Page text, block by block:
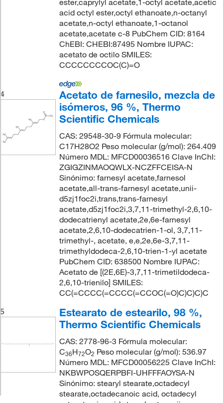
ester,caprylyl acetate,1-octyl acetate,acetic
acid octyl ester,octyl ethanoate,n-octanyl
acetate,n-octyl ethanoate,1-octanol
acetate,acetate c-8 PubChem CID: 8164
ChEBI: CHEBI:87495 Nombre IUPAC:
acetato de octilo SMILES:
CCCCCCCCOC(C)=O
4
Acetato de farnesilo, mezcla de
isómeros, 96 %, Thermo
Scientific Chemicals
CAS: 29548-30-9 Fórmula molecular:
C17H28O2 Peso molecular (g/mol): 264.409
Número MDL: MFCD00036516 Clave InChI:
ZGIGZINMAOQWLX-NCZFFCEISA-N
Sinónimo: farnesyl acetate,farnesol
acetate,all-trans-farnesyl acetate,unii-
d5zj1foc2i,trans,trans-farnesyl
acetate,d5zj1foc2i,3,7,11-trimethyl-2,6,10-
dodecatrienyl acetate,2e,6e-farnesyl
acetate,2,6,10-dodecatrien-1-ol, 3,7,11-
trimethyl-, acetate, e,e,2e,6e-3,7,11-
trimethyldodeca-2,6,10-trien-1-yl acetate
PubChem CID: 638500 Nombre IUPAC:
Acetato de [(2E,6E)-3,7,11-trimetildodeca-
2,6,10-trienilo] SMILES:
CC(=CCCC(=CCCC(=CCOC(=O)C)C)C)C
5
Estearato de estearilo, 98 %,
Thermo Scientific Chemicals
CAS: 2778-96-3 Fórmula molecular:
C36H72O2 Peso molecular (g/mol): 536.97
Número MDL: MFCD00056225 Clave InChI:
NKBWPOSQERPBFI-UHFFFAOYSA-N
Sinónimo: stearyl stearate,octadecyl
stearate,octadecanoic acid, octadecyl